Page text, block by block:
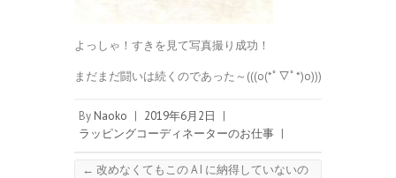
よっしゃ！すきを見て写真撮り成功！
まだまだ闘いは続くのであった～(((o(*ﾟ▽ﾟ*)o)))
By Naoko | 2019年6月2日
|
ラッピングコーディネーターのお仕事 |
← 改めなくてもこの A I に納得していないの